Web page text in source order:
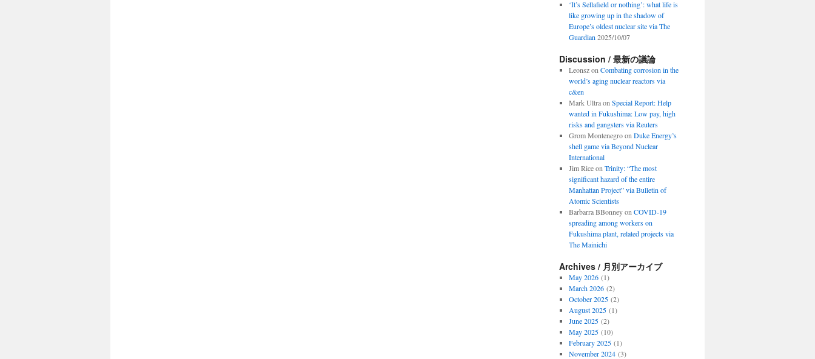
‘It’s Sellafield or nothing’: what life is
like growing up in the shadow of
Europe’s oldest nuclear site via The
Guardian 2025/10/07
Discussion / 最新の議論
Leonszon Combating corrosion in the
world’s aging nuclear reactors via
c&en
Mark Ultraon Special Report: Help
wanted in Fukushima: Low pay, high
risks and gangsters via Reuters
Grom Montenegroon Duke Energy’s
shell game via Beyond Nuclear
International
Jim Riceon Trinity: “The most
significant hazard of the entire
Manhattan Project” via Bulletin of
Atomic Scientists
Barbarra BBonneyon COVID-19
spreading among workers on
Fukushima plant, related projects via
The Mainichi
Archives / 月別アーカイブ
May 2026(1)
March 2026(2)
October 2025(2)
August 2025(1)
June 2025(2)
May 2025(10)
February 2025(1)
November 2024(3)